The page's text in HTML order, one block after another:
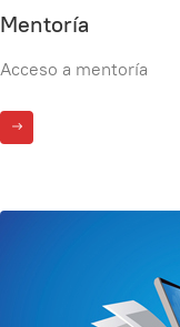
Mentoría
Acceso a mentoría